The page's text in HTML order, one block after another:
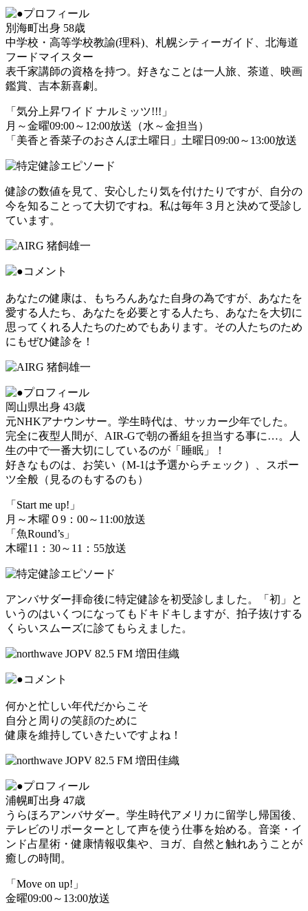
別海町出身 58歳
中学校・高等学校教諭(理科)、札幌シティーガイド、北海道
フードマイスター
表千家講師の資格を持つ。好きなことは一人旅、茶道、映画
鑑賞、吉本新喜劇。
「気分上昇ワイド ナルミッツ!!!」
月～金曜09:00～12:00放送（水～金担当）
「美香と香菜子のおさんぽ土曜日」土曜日09:00～13:00放送
健診の数値を見て、安心したり気を付けたりですが、自分の
今を知ることって大切ですね。私は毎年３月と決めて受診し
ています。
あなたの健康は、もちろんあなた自身の為ですが、あなたを
愛する人たち、あなたを必要とする人たち、あなたを大切に
思ってくれる人たちのためでもあります。その人たちのため
にもぜひ健診を！
岡山県出身 43歳
元NHKアナウンサー。学生時代は、サッカー少年でした。
完全に夜型人間が、AIR-Gで朝の番組を担当する事に…。人
生の中で一番大切にしているのが「睡眠」！
好きなものは、お笑い（M-1は予選からチェック）、スポー
ツ全般（見るのもするのも）
「Start me up!」
月～木曜０9：00～11:00放送
「魚Round’s」
木曜11：30～11：55放送
アンバサダー拝命後に特定健診を初受診しました。「初」と
いうのはいくつになってもドキドキしますが、拍子抜けする
くらいスムーズに診てもらえました。
何かと忙しい年代だからこそ
自分と周りの笑顔のために
健康を維持していきたいですよね！
浦幌町出身 47歳
うらほろアンバサダー。学生時代アメリカに留学し帰国後、
テレビのリポーターとして声を使う仕事を始める。音楽・イ
ンド占星術・健康情報収集や、ヨガ、自然と触れあうことが
癒しの時間。
「Move on up!」
金曜09:00～13:00放送